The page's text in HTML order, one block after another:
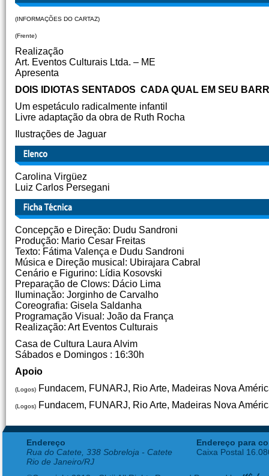
(INFORMAÇÕES DO CARTAZ)
(Frente)
Realização
Art. Eventos Culturais Ltda. – ME
Apresenta
DOIS IDIOTAS SENTADOS CADA QUAL EM SEU
Um espetáculo radicalmente infantil
Livre adaptação da obra de Ruth Rocha
Ilustrações de Jaguar
Carolina Virgüez
Luiz Carlos Persegani
Concepção e Direção: Dudu Sandroni
Produção: Mario Cesar Freitas
Texto: Fátima Valença e Dudu Sandroni
Música e Direção musical: Ubirajara Cabral
Cenário e Figurino: Lídia Kosovski
Preparação de Clows: Dácio Lima
Iluminação: Jorginho de Carvalho
Coreografia: Gisela Saldanha
Programação Visual: João da França
Realização: Art Eventos Culturais
Casa de Cultura Laura Alvim
Sábados e Domingos : 16:30h
Apoio
(Logos) Fundacem, FUNARJ, Rio Arte, Madeiras Nova
(Logos) Fundacem, FUNARJ, Rio Arte, Madeiras Nova
Endereço
Rua do Catete, 338 Sobreloja - Catete
Rio de Janeiro/RJ
Endereço para
Caixa Postal